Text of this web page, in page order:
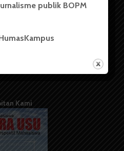
Kami
publik BOPM